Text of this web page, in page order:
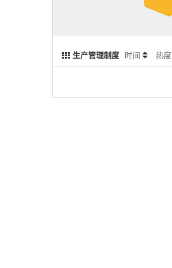
生产管理制度 时间 热度